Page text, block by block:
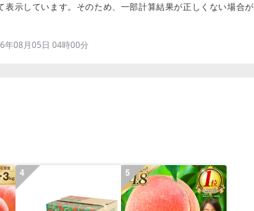
示しています。そのため、一部計算結果が正しくない場合が
年08月05日 04時00分
4 5